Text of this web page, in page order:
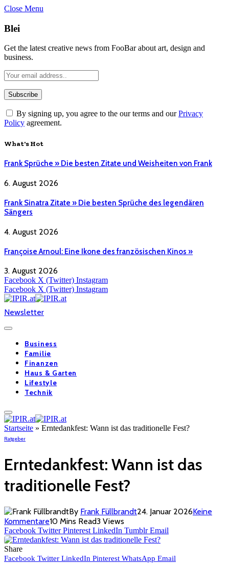
Close Menu
Blei
Get the latest creative news from FooBar about art, design and
business.
By signing up, you agree to the our terms and ourPrivacy
Policy agreement.
What's Hot
Frank Sprüche » Die besten Zitate und Weisheiten von Frank
6. August 2026
Frank Sinatra Zitate » Die besten Sprüche des legendären
Sängers
4. August 2026
Françoise Arnoul: Eine Ikone des französischen Kinos »
3. August 2026
Facebook X (Twitter) Instagram
Facebook X (Twitter) Instagram
Newsletter
Business
Familie
Finanzen
Haus & Garten
Lifestyle
Technik
Startseite » Erntedankfest: Wann ist das traditionelle Fest?
Ratgeber
Erntedankfest: Wann ist das
traditionelle Fest?
By Frank Füllbrandt24. Januar 2026Keine
Kommentare10 Mins Read3 Views
Facebook Twitter Pinterest LinkedIn Tumblr Email
Share
Facebook Twitter LinkedIn Pinterest WhatsApp Email